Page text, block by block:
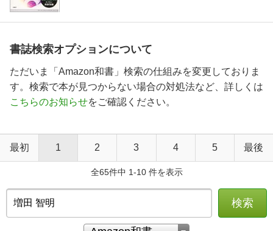
書誌検索オプションについて
ただいま「Amazon和書」検索の仕組みを変更しておりま
す。検索で本が見つからない場合の対処法など、詳しくは
こちらのお知らせをご確認ください。
最初 1 2 3 4 5 最後
全65件中 1-10 件を表示
検索